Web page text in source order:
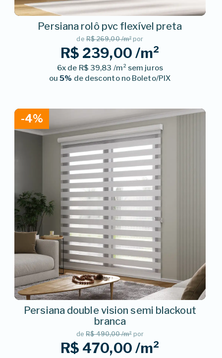
Persiana rolô pvc flexível preta
deR$ 269,00 /m² por
R$ 239,00 /m²
6x de R$ 39,83 /m² sem juros
ou5% de desconto no Boleto/PIX
-4%
Persiana double vision semi blackout
branca
deR$ 490,00 /m²por
R$ 470,00 /m²